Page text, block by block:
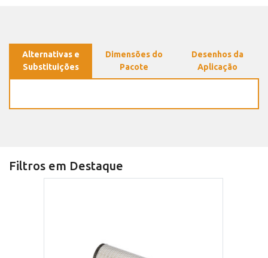
Alternativas e
Substituições
Dimensões do
Pacote
Desenhos da
Aplicação
Filtros em Destaque